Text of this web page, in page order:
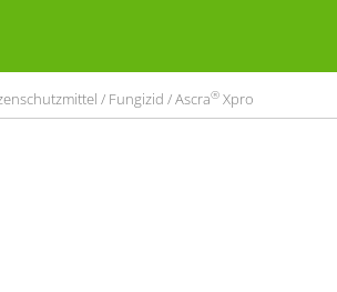
/ Fungizid / Ascra® Xpro